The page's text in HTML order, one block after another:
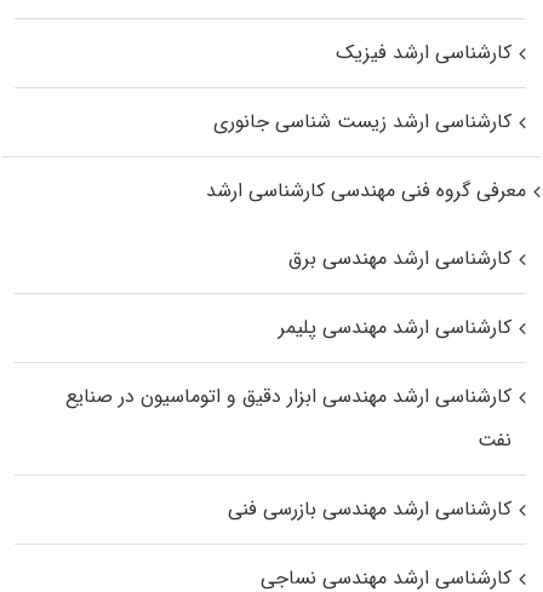
کارشناسی ارشد فیزیک
کارشناسی ارشد زیست‌ شناسی جانوری
معرفی گروه فنی مهندسی کارشناسی ارشد
کارشناسی ارشد مهندسی برق
کارشناسی ارشد مهندسی پلیمر
کارشناسی ارشد مهندسی ابزار دقیق و اتوماسیون در صنایع
نفت
کارشناسی ارشد مهندسی بازرسی فنی
کارشناسی ارشد مهندسی نساجی